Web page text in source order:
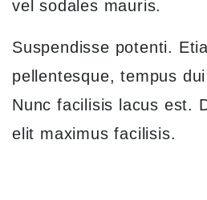
vel sodales mauris.
Suspendisse potenti.
pellentesque, tempus
Nunc facilisis lacus est.
elit maximus facilisis.